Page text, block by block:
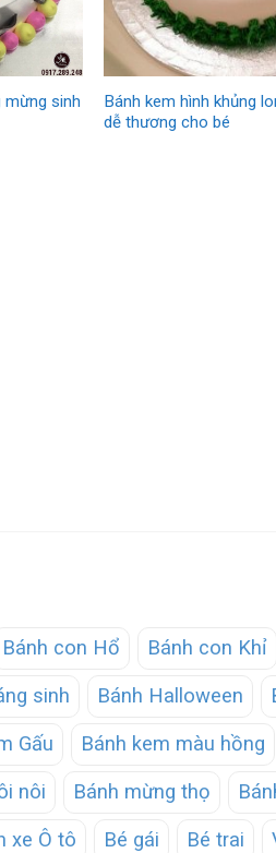
mừng sinh
Bánh kem hình khủng
dễ thương cho bé
Bánh con Hổ Bánh con Khỉ
sinh Bánh Halloween
Gấu Bánh kem màu hồng
nôi Bánh mừng thọ
xe Ô tô Bé gái Bé trai